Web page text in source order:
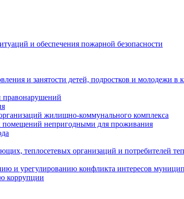
и обеспечения пожарной безопасности
и занятости детей, подростков и молодежи в
правонарушений
жилищно-коммунального комплекса
непригодными для проживания
теплосетевых организаций и потребителей
и урегулированию конфликта интересов
коррупции